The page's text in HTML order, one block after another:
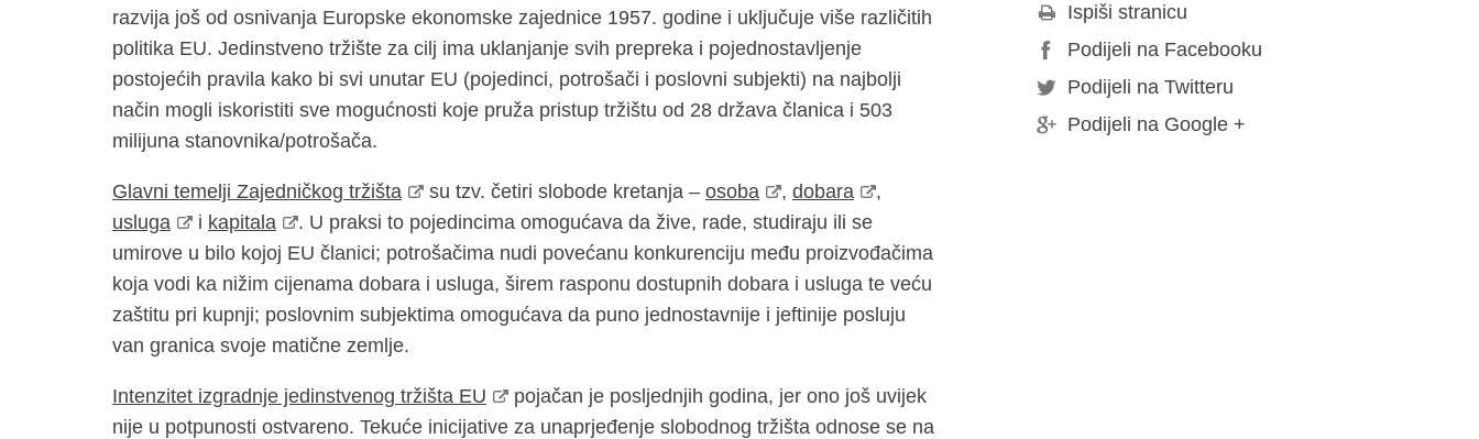
razvija još od osnivanja Europske ekonomske zajednice 1957. godine i uključuje više različitih
politika EU. Jedinstveno tržište za cilj ima uklanjanje svih prepreka i pojednostavljenje
postojećih pravila kako bi svi unutar EU (pojedinci, potrošači i poslovni subjekti) na najbolji
način mogli iskoristiti sve mogućnosti koje pruža pristup tržištu od 28 država članica i 503
milijuna stanovnika/potrošača.
Glavni temelji Zajedničkog tržišta su tzv. četiri slobode kretanja – osoba , dobara
,
usluga
i kapitala
. U praksi to pojedincima omogućava da žive, rade, studiraju ili se
umirove u bilo kojoj EU članici; potrošačima nudi povećanu konkurenciju među proizvođačima
koja vodi ka nižim cijenama dobara i usluga, širem rasponu dostupnih dobara i usluga te veću
zaštitu pri kupnji; poslovnim subjektima omogućava da puno jednostavnije i jeftinije posluju
van granica svoje matične zemlje.
Intenzitet izgradnje jedinstvenog tržišta EU
pojačan je posljednjih godina, jer ono još uvijek
nije u potpunosti ostvareno. Tekuće inicijative za unaprjeđenje slobodnog tržišta odnose se na
Ispiši stranicu
Podijeli na Facebooku
Podijeli na Twitteru
Podijeli na Google +